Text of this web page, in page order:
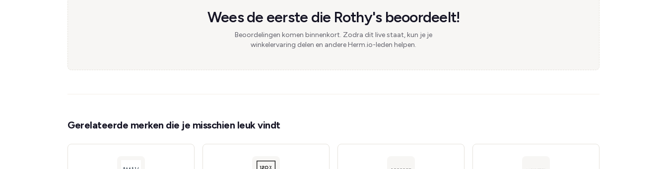
Wees de eerste die Rothy's beoordeelt!
Beoordelingen komen binnenkort. Zodra dit live staat, kun je je
winkelervaring delen en andere Herm.io-leden helpen.
Gerelateerde merken die je misschien leuk vindt